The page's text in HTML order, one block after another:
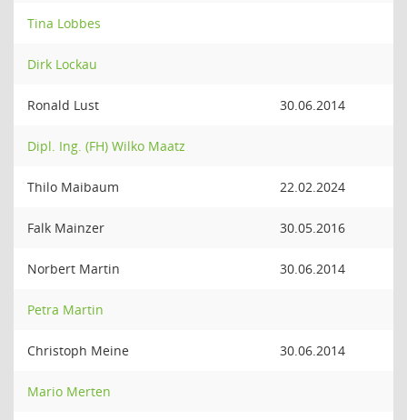
Tina Lobbes
Dirk Lockau
Ronald Lust 30.06.2014
Dipl. Ing. (FH) Wilko Maatz
Thilo Maibaum 22.02.2024
Falk Mainzer 30.05.2016
Norbert Martin 30.06.2014
Petra Martin
Christoph Meine 30.06.2014
Mario Merten